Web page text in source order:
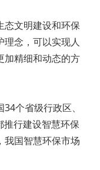
态文明建设和环保
理念，可以实现人
加精细和动态的方
个省级行政区、
行建设智慧环保
我国智慧环保市场